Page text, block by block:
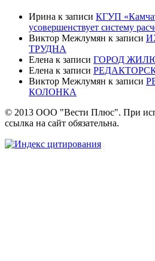
Ирина к записи КГУП
усовершенствует систему
Виктор Межлумян к записи
ТРУДНА
Елена к записи ГОРОД
Елена к записи
Виктор Межлумян к записи
КОЛОНКА
© 2013 ООО "Вести Плюс". При
ссылка на сайт обязательна.